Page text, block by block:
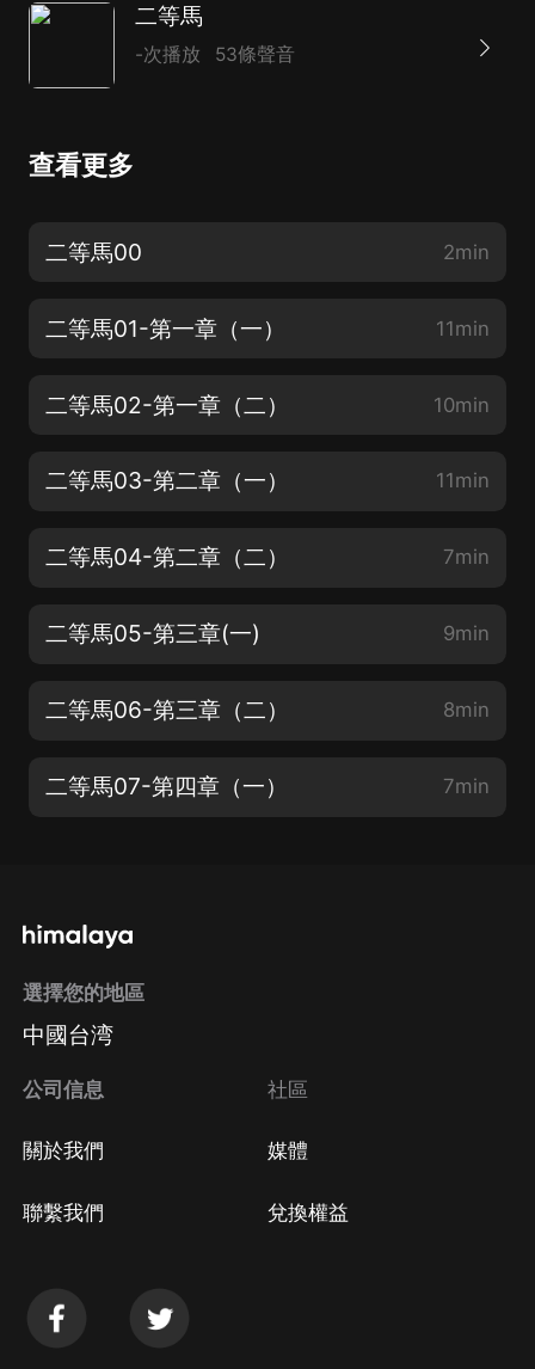
二等馬
-次播放 53條聲音
查看更多
二等馬00 2min
二等馬01-第一章（一） 11min
二等馬02-第一章（二） 10min
二等馬03-第二章（一） 11min
二等馬04-第二章（二） 7min
二等馬05-第三章(一) 9min
二等馬06-第三章（二） 8min
二等馬07-第四章（一） 7min
選擇您的地區
中國台湾
公司信息
關於我們
聯繫我們
社區
媒體
兌換權益